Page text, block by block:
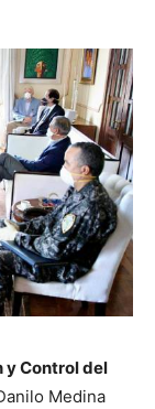
y Control del
Medina